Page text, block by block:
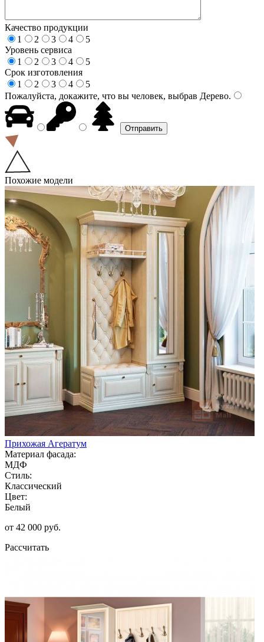
Качество продукции
1
2 3 4
5
Уровень сервиса
1
2 3 4
5
Срок изготовления
1
2 3 4
5
Пожалуйста, докажите, что вы человек, выбрав Дерево.
Похожие модели
Прихожая Агератум
Материал фасада:
МДФ
Стиль:
Классический
Цвет:
Белый
от 42 000 руб.
Рассчитать